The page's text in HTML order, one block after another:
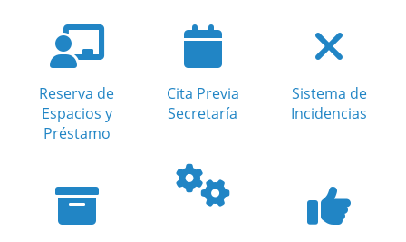
Reserva de
Espacios y
Préstamo
Cita Previa
Secretaría
Sistema de
Incidencias